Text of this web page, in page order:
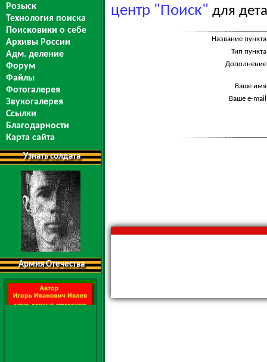
Розыск
Технология поиска
Поисковики о себе
Архивы России
Адм. деление
Форум
Файлы
Фотогалерея
Звукогалерея
Ссылки
Благодарности
Карта сайта
Узнать солдата
Армия Отечества
центр "Поиск" для
Название
Тип
Ваше
Ваше e-